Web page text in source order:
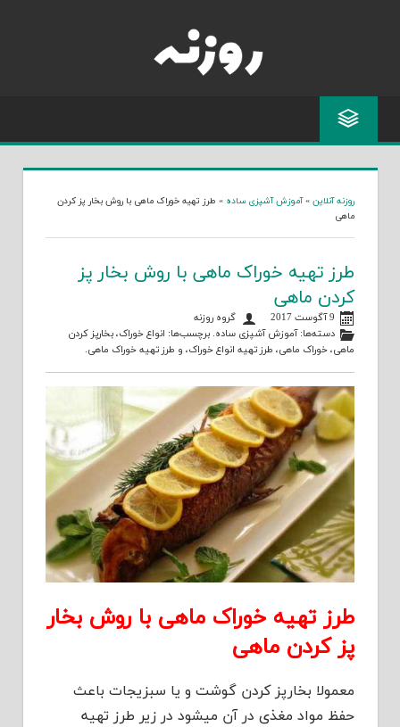
روزنه آنلاین »آموزش آشپزی ساده » طرز تهیه خوراک ماهی با روش بخار پز کردن
ماهی
طرز تهیه خوراک ماهی با روش بخار پز
کردن ماهی
9 آگوست 2017
گروه روزنه
دسته‌ها:آموزش آشپزی ساده. برچسب‌ها: انواع خوراک،بخارپز کردن
ماهی، خوراک ماهی، طرز تهیه انواع خوراک، و طرز تهیه خوراک ماهی.
طرز تهیه خوراک ماهی با روش بخار
پز کردن ماهی
معمولا بخارپز کردن گوشت و یا سبزیجات باعث
حفظ مواد مغذی در آن میشود در زیر طرز تهیه